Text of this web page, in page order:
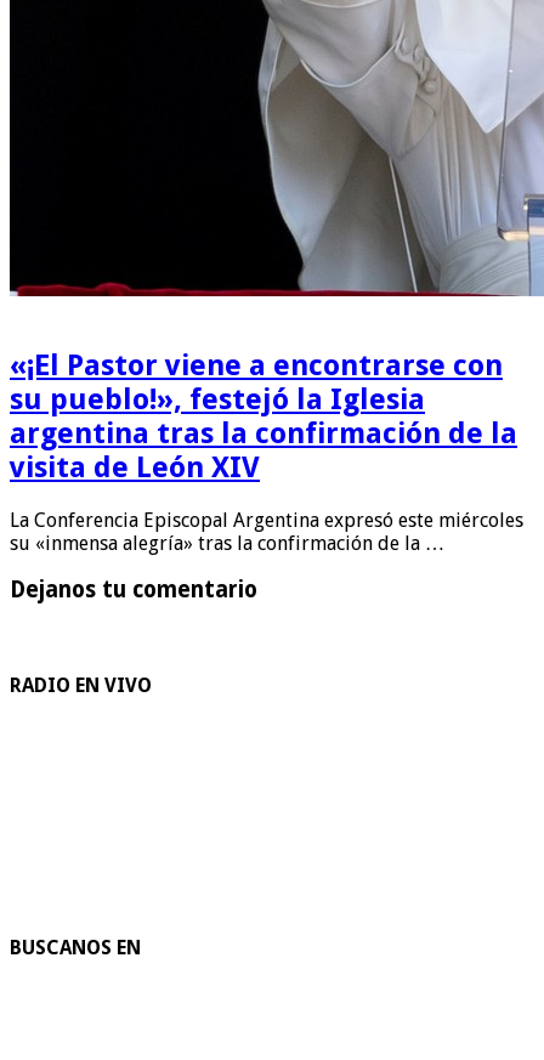
«¡El Pastor viene a encontrarse con
su pueblo!», festejó la Iglesia
argentina tras la confirmación de la
visita de León XIV
La Conferencia Episcopal Argentina expresó este miércoles
su «inmensa alegría» tras la confirmación de la …
Dejanos tu comentario
RADIO EN VIVO
BUSCANOS EN